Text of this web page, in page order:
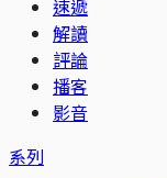
速遞
解讀
評論
播客
影音
系列